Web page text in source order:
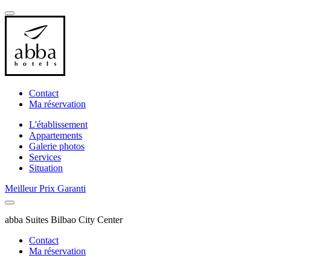
Contact
Ma réservation
L'établissement
Appartements
Galerie photos
Services
Situation
Meilleur Prix Garanti
abba Suites Bilbao City Center
Contact
Ma réservation